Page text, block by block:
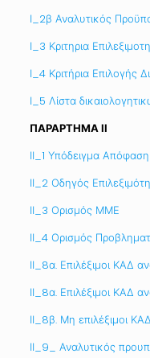
Ι_2β Αναλυτικός
Ι_3 Κριτηρια
Ι_4 Κριτήρια Επιλογής
Ι_5 Λίστα
ΠΑΡΑΡΤΗΜΑ ΙΙ
ΙΙ_1 Υπόδειγμα
ΙΙ_2 Οδηγός
ΙΙ_3 Ορισμός ΜΜΕ
ΙΙ_4 Ορισμός
ΙΙ_8α. Επιλέξιμοι ΚΑΔ
ΙΙ_8α. Επιλέξιμοι
ΙΙ_8β. Μη επιλέξιμοι
ΙΙ_9_ Αναλυτικός